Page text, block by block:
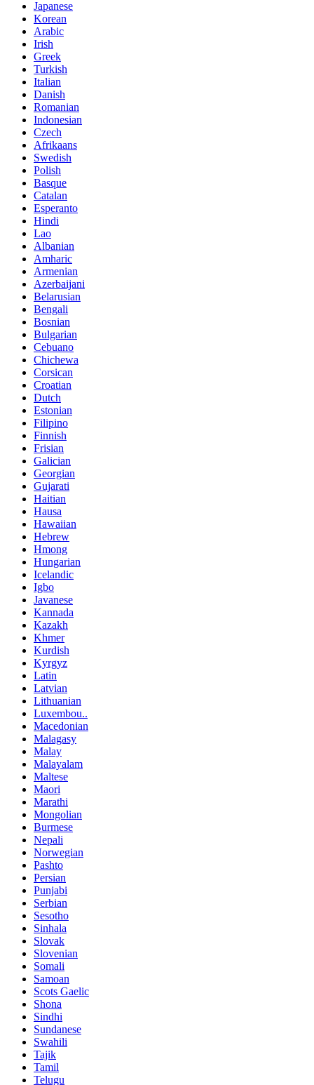
Japanese
Korean
Arabic
Irish
Greek
Turkish
Italian
Danish
Romanian
Indonesian
Czech
Afrikaans
Swedish
Polish
Basque
Catalan
Esperanto
Hindi
Lao
Albanian
Amharic
Armenian
Azerbaijani
Belarusian
Bengali
Bosnian
Bulgarian
Cebuano
Chichewa
Corsican
Croatian
Dutch
Estonian
Filipino
Finnish
Frisian
Galician
Georgian
Gujarati
Haitian
Hausa
Hawaiian
Hebrew
Hmong
Hungarian
Icelandic
Igbo
Javanese
Kannada
Kazakh
Khmer
Kurdish
Kyrgyz
Latin
Latvian
Lithuanian
Luxembou..
Macedonian
Malagasy
Malay
Malayalam
Maltese
Maori
Marathi
Mongolian
Burmese
Nepali
Norwegian
Pashto
Persian
Punjabi
Serbian
Sesotho
Sinhala
Slovak
Slovenian
Somali
Samoan
Scots Gaelic
Shona
Sindhi
Sundanese
Swahili
Tajik
Tamil
Telugu